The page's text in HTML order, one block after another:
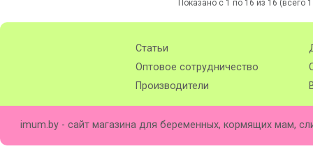
Показано с 1 по 16 из 16 (всего
Статьи
Оптовое сотрудничество
Производители
imum.by - сайт магазина для беременных, кормящих мам,